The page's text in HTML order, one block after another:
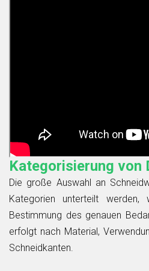
Kategorisierung von
Die große Auswahl an
Kategorien unterteilt
Bestimmung des genauen
erfolgt nach Material,
Schneidkanten.